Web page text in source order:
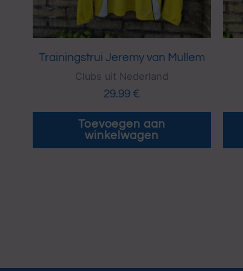
Trainingstrui Jeremy van Mullem
Clubs uit Nederland
29.99 €
Toevoegen aan
winkelwagen